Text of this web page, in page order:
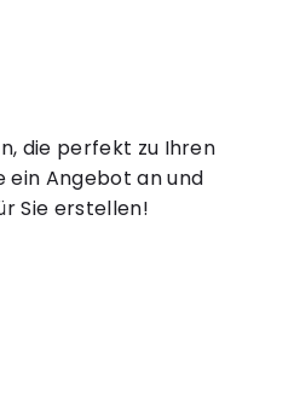
die perfekt zu Ihren
ein Angebot an und
Sie erstellen!